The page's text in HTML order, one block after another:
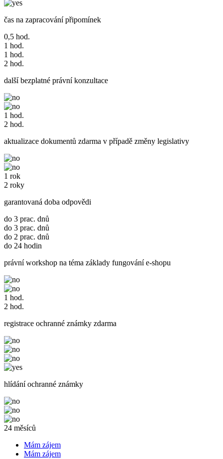
čas na zapracování připomínek
0,5 hod.
1 hod.
1 hod.
2 hod.
další bezplatné právní konzultace
1 hod.
2 hod.
aktualizace dokumentů zdarma v případě změny legislativy
1 rok
2 roky
garantovaná doba odpovědi
do 3 prac. dnů
do 3 prac. dnů
do 2 prac. dnů
do 24 hodin
právní workshop na téma základy fungování e-shopu
1 hod.
2 hod.
registrace ochranné známky zdarma
hlídání ochranné známky
24 měsíců
Mám zájem
Mám zájem